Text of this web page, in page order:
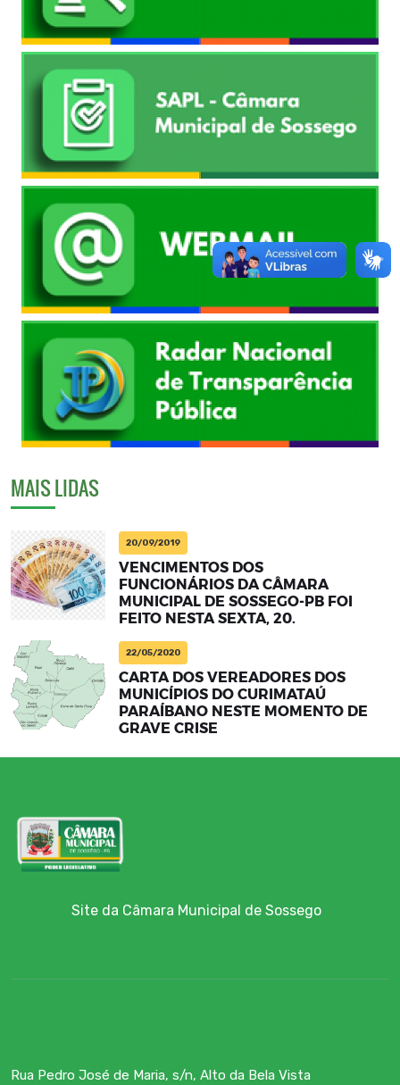
MAIS LIDAS
20/09/2019
VENCIMENTOS DOS
FUNCIONÁRIOS DA CÂMARA
MUNICIPAL DE SOSSEGO-PB FOI
FEITO NESTA SEXTA, 20.
22/05/2020
CARTA DOS VEREADORES DOS
MUNICÍPIOS DO CURIMATAÚ
PARAÍBANO NESTE MOMENTO DE
GRAVE CRISE
Site da Câmara Municipal de Sossego
Rua Pedro José de Maria, s/n, Alto da Bela Vista